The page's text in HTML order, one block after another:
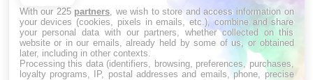
globules rouges aux conséquences
graves
Maladie de Charcot (Sclérose latérale
amyotrophique)
With our 225 partners , we wish to store and access information on
your devices (cookies, pixels in emails, etc.), combine and share
your personal data with our partners, whether collected on this
website or in our emails, already held by some of us, or obtained
later, including in other contexts.
Processing this data (identifiers, browsing, preferences, purchases,
loyalty programs, IP, postal addresses and emails, phone, precise